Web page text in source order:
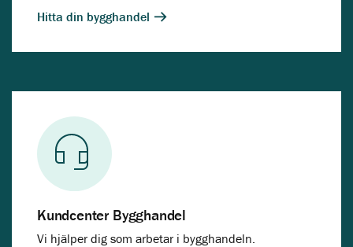
Hitta din bygghandel
Kundcenter Bygghandel
Vi hjälper dig som arbetar i bygghandeln.